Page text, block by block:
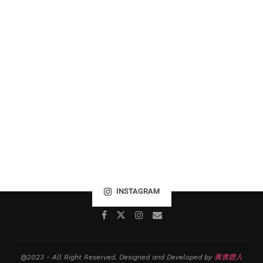
INSTAGRAM
@2023 - All Right Reserved. Designed and Developed by 美食遊人